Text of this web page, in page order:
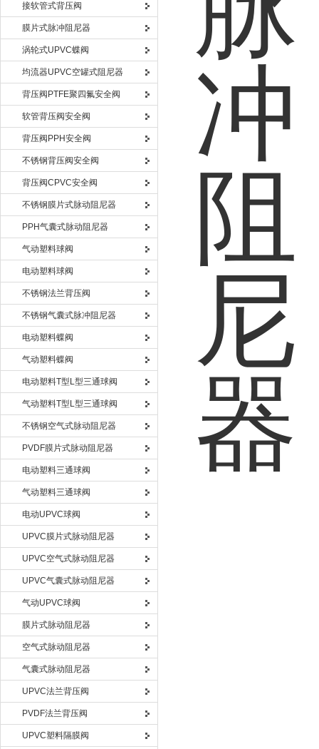
接软管式背压阀
膜片式脉冲阻尼器
涡轮式UPVC蝶阀
均流器UPVC空罐式阻尼器
背压阀PTFE聚四氟安全阀
软管背压阀安全阀
背压阀PPH安全阀
不锈钢背压阀安全阀
背压阀CPVC安全阀
不锈钢膜片式脉动阻尼器
PPH气囊式脉动阻尼器
气动塑料球阀
电动塑料球阀
不锈钢法兰背压阀
不锈钢气囊式脉冲阻尼器
电动塑料蝶阀
气动塑料蝶阀
电动塑料T型L型三通球阀
气动塑料T型L型三通球阀
不锈钢空气式脉动阻尼器
PVDF膜片式脉动阻尼器
电动塑料三通球阀
气动塑料三通球阀
电动UPVC球阀
UPVC膜片式脉动阻尼器
UPVC空气式脉动阻尼器
UPVC气囊式脉动阻尼器
气动UPVC球阀
膜片式脉动阻尼器
空气式脉动阻尼器
气囊式脉动阻尼器
UPVC法兰背压阀
PVDF法兰背压阀
UPVC塑料隔膜阀